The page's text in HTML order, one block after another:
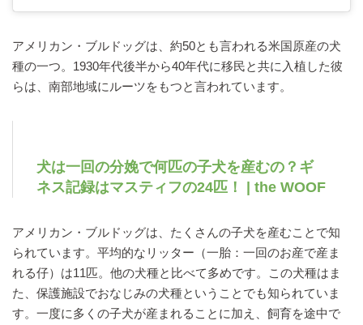
アメリカン・ブルドッグは、約50とも言われる米国原産の犬
種の一つ。1930年代後半から40年代に移民と共に入植した彼
らは、南部地域にルーツをもつと言われています。
犬は一回の分娩で何匹の子犬を産むの？ギ
ネス記録はマスティフの24匹！ | the WOOF
アメリカン・ブルドッグは、たくさんの子犬を産むことで知
られています。平均的なリッター（一胎：一回のお産で産ま
れる仔）は11匹。他の犬種と比べて多めです。この犬種はま
た、保護施設でおなじみの犬種ということでも知られていま
す。一度に多くの子犬が産まれることに加え、飼育を途中で